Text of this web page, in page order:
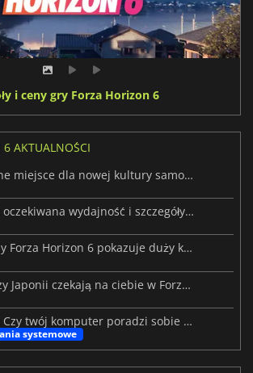
i ceny gry Forza Horizon 6
AKTUALNOŚCI
Japonia to idealne miejsce dla nowej kultury samochodowej Forza Horizon 6
Forza Horizon 6: oczekiwana wydajność i szczegóły ścieżki dźwiękowej
Ujawnienie mapy Forza Horizon 6 pokazuje duży krok naprzód
Piękne krajobrazy Japonii czekają na ciebie w Forza Horizon 6
Forza Horizon 6: Czy twój komputer poradzi sobie z grą?
systemowe